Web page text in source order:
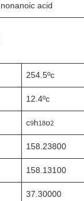
nonanoic acid
254.5ºc
12.4ºc
c9h18o2
158.23800
158.13100
37.30000